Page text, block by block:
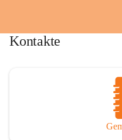
Kontakte